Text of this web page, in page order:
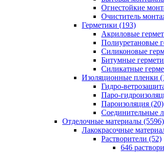
Огнестойкие
Очиститель
Герметики (193)
Акриловые
Полиуретановые
Силиконовые
Битумные
Силикатные
Изоляционные пленки
Гидро-
Паро-
Пароизоляция (20)
Соединительные
Отделочные материалы (5596)
Лакокрасочные
Растворители (52)
646